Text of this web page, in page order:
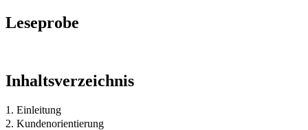
Leseprobe
Inhaltsverzeichnis
1. Einleitung
2. Kundenorientierung